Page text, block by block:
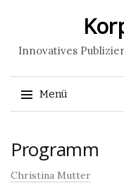
Innovatives
Menü
zum
Inhalt
Programm
Christina Mutter